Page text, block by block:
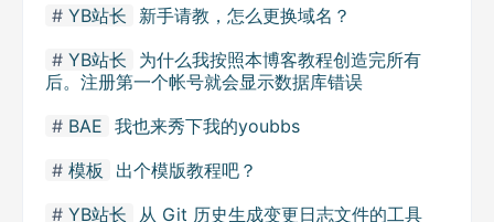
YB站长
新手请教，怎么更换域名？
YB站长
为什么我按照本博客教程创造完所有
后。注册第一个帐号就会显示数据库错误
BAE 我也来秀下我的youbbs
模板
出个模版教程吧？
YB站长
从 Git 历史生成变更日志文件的工具